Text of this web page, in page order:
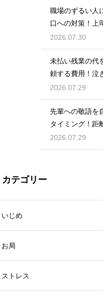
職場のずるい人
口への対策！上
いて自分の身の
順
2026.07.30
未払い残業の代
頼する費用！泣
めの知識
2026.07.29
先輩への敬語を
タイミング！距
関係を築くため
2026.07.29
カテゴリー
いじめ
お局
ストレス